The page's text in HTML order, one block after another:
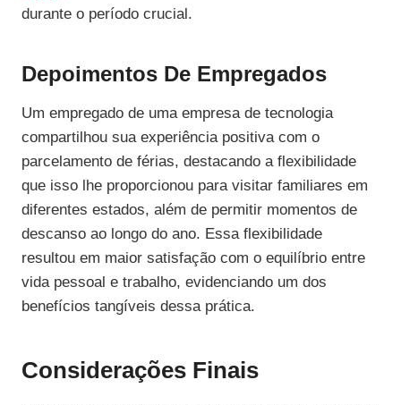
durante o período crucial.
Depoimentos De Empregados
Um empregado de uma empresa de tecnologia
compartilhou sua experiência positiva com o
parcelamento de férias, destacando a flexibilidade
que isso lhe proporcionou para visitar familiares em
diferentes estados, além de permitir momentos de
descanso ao longo do ano. Essa flexibilidade
resultou em maior satisfação com o equilíbrio entre
vida pessoal e trabalho, evidenciando um dos
benefícios tangíveis dessa prática.
Considerações Finais